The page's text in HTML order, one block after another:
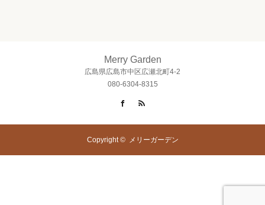
Merry Garden
広島県広島市中区広瀬北町4-2
080-6304-8315
Facebook
Copyright © メリーガーデン